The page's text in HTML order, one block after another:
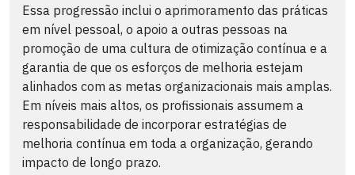
Essa progressão inclui o aprimoramento das práticas
em nível pessoal, o apoio a outras pessoas na
promoção de uma cultura de otimização contínua e a
garantia de que os esforços de melhoria estejam
alinhados com as metas organizacionais mais amplas.
Em níveis mais altos, os profissionais assumem a
responsabilidade de incorporar estratégias de
melhoria contínua em toda a organização, gerando
impacto de longo prazo.